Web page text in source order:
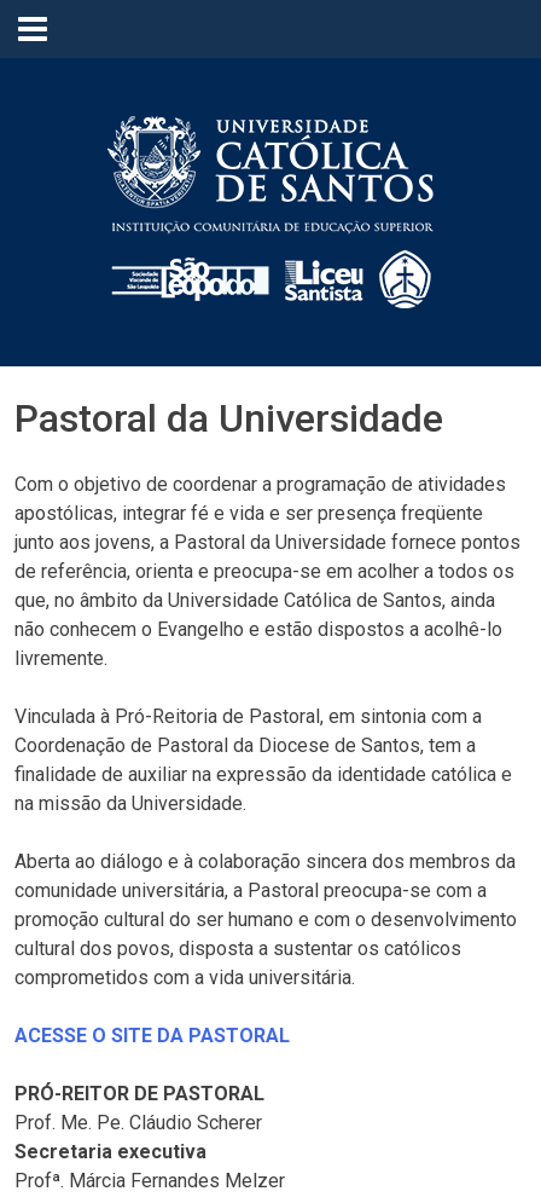
≡
Pastoral da Universidade
Com o objetivo de coordenar a programação de atividades
apostólicas, integrar fé e vida e ser presença freqüente
junto aos jovens, a Pastoral da Universidade fornece pontos
de referência, orienta e preocupa-se em acolher a todos os
que, no âmbito da Universidade Católica de Santos, ainda
não conhecem o Evangelho e estão dispostos a acolhê-lo
livremente.
Vinculada à Pró-Reitoria de Pastoral, em sintonia com a
Coordenação de Pastoral da Diocese de Santos, tem a
finalidade de auxiliar na expressão da identidade católica e
na missão da Universidade.
Aberta ao diálogo e à colaboração sincera dos membros da
comunidade universitária, a Pastoral preocupa-se com a
promoção cultural do ser humano e com o desenvolvimento
cultural dos povos, disposta a sustentar os católicos
comprometidos com a vida universitária.
ACESSE O SITE DA PASTORAL
PRÓ-REITOR DE PASTORAL
Prof. Me. Pe. Cláudio Scherer
Secretaria executiva
Profª. Márcia Fernandes Melzer